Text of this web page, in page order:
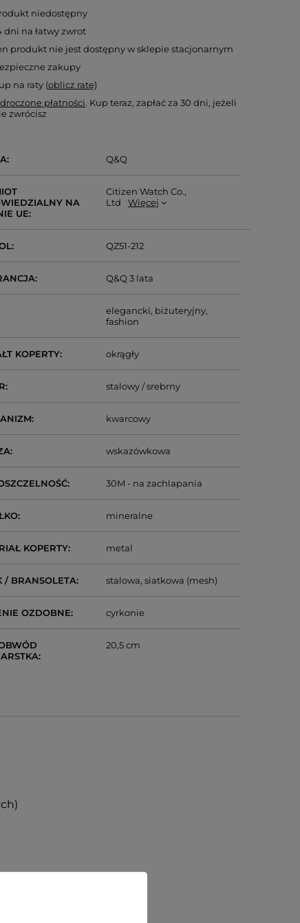
niedostępny
dni na łatwy zwrot
produkt nie jest dostępny w sklepie stacjonarnym
zakupy
na raty (oblicz ratę)
płatności. Kup teraz, zapłać za 30 dni, jeżeli
zwrócisz
Q&Q
NA
UE
Citizen Watch Co.,
Ltd
Więcej
QZ51-212
Q&Q 3 lata
elegancki biżuteryjny
fashion
KOPERTY okrągły
stalowy / srebrny
kwarcowy
wskazówkowa
30M - na zachlapania
mineralne
KOPERTY metal
/ BRANSOLETA stalowa siatkowa (mesh)
OZDOBNE cyrkonie
20,5 cm